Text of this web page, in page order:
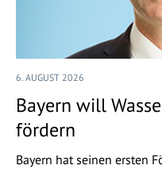
6. AUGUST 2026
Bayern will
fördern
Bayern hat seinen ersten